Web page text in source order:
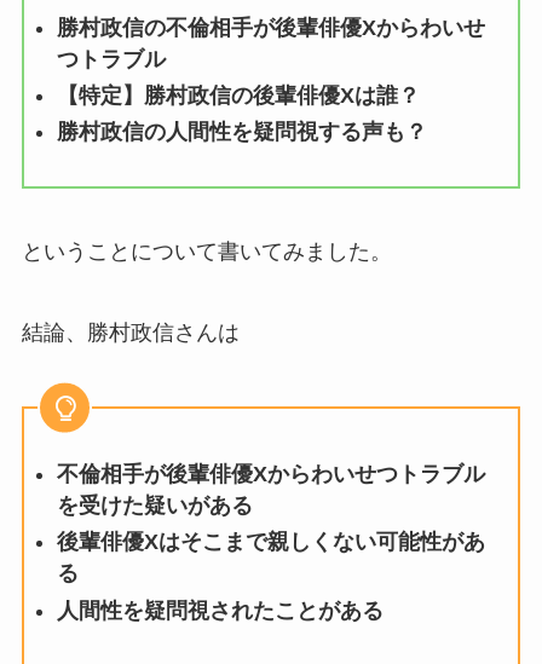
勝村政信の不倫相手が後輩俳優Xからわいせ
つトラブル
【特定】勝村政信の後輩俳優Xは誰？
勝村政信の人間性を疑問視する声も？
ということについて書いてみました。
結論、勝村政信さんは
不倫相手が後輩俳優Xからわいせつトラブル
を受けた疑いがある
後輩俳優Xはそこまで親しくない可能性があ
る
人間性を疑問視されたことがある